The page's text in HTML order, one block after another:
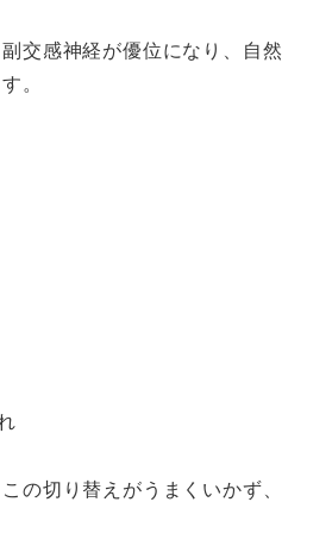
交感神経が優位になり、自然
。
の切り替えがうまくいかず、